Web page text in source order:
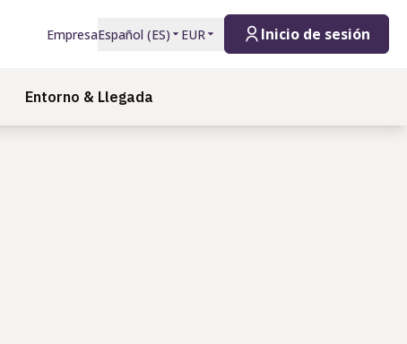
EmpresaEspañol (ES) EUR Inicio de sesión
Entorno & Llegada